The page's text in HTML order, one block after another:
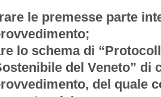
le premesse parte
lo schema di
del Veneto” di
del quale